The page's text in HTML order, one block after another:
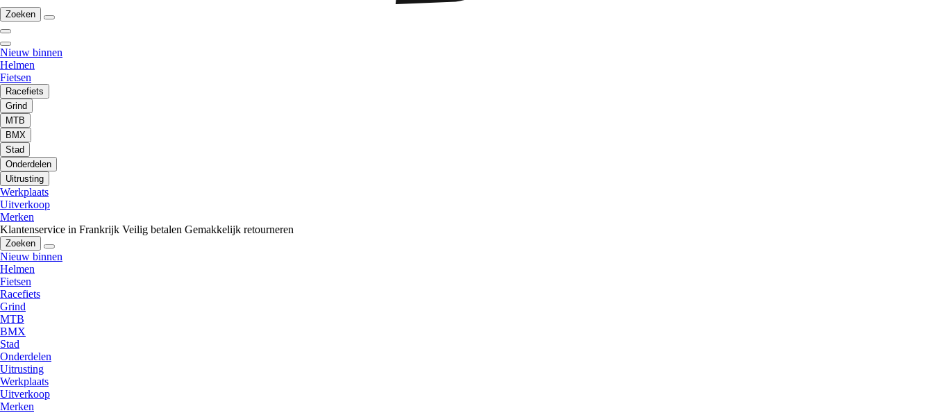
Zoeken
Nieuw binnen
Helmen
Fietsen
Racefiets
Grind
MTB
BMX
Stad
Onderdelen
Uitrusting
Werkplaats
Uitverkoop
Merken
Klantenservice in Frankrijk Veilig betalen Gemakkelijk retourneren
Zoeken
Nieuw binnen
Helmen
Fietsen
Racefiets
Grind
MTB
BMX
Stad
Onderdelen
Uitrusting
Werkplaats
Uitverkoop
Merken